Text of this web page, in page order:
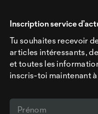
Inscription service
Tu souhaites recevoir
articles intéressants,
et toutes les
inscris-toi maintenant